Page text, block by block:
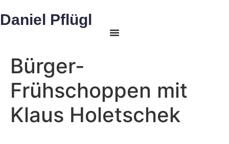
Daniel Pflügl
Bürger-
Frühschoppen mit
Klaus Holetschek